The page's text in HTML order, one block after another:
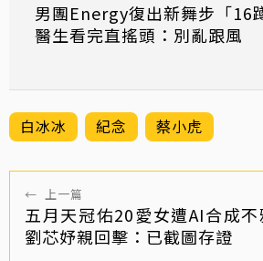
男團Energy復出新舞步「16
醫生看完直搖頭：別亂跟風
白冰冰 紀念 蔡小虎
← 上一篇
五月天冠佑20愛女遭AI合成
劉芯妤親回擊：已截圖存證